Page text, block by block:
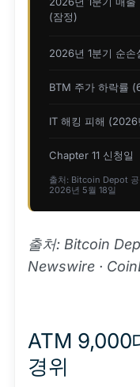
(잠정)
2026년 1분기 순손
BTM 주가 하락률
IT 해킹 피해 (2026
Chapter 11 신청일
출처: Bitcoin Depot
2026년 5월 18일
출처: Bitcoin
Newswire ·
ATM 9,000
경위